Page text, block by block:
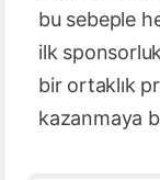
bu sebeple
ilk sponsorluk
bir ortaklık
kazanmaya